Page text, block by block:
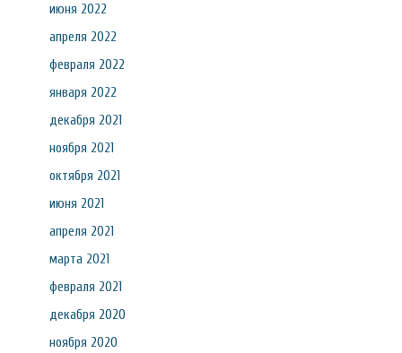
июня 2022
апреля 2022
февраля 2022
января 2022
декабря 2021
ноября 2021
октября 2021
июня 2021
апреля 2021
марта 2021
февраля 2021
декабря 2020
ноября 2020